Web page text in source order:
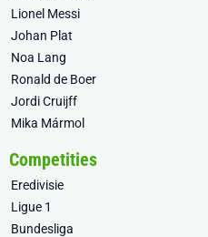
Lionel Messi
Johan Plat
Noa Lang
Ronald de Boer
Jordi Cruijff
Mika Mármol
Competities
Eredivisie
Ligue 1
Bundesliga